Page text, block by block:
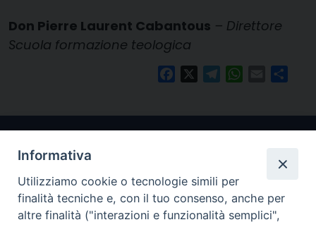
Don Pierre Laurent Cabantous – Direttore
Scuola formazione teologica
FacebookTelegramWhatsApp
Email
Informativa
Utilizziamo cookie o tecnologie simili per
finalità tecniche e, con il tuo consenso, anche per
altre finalità ("interazioni e funzionalità semplici",